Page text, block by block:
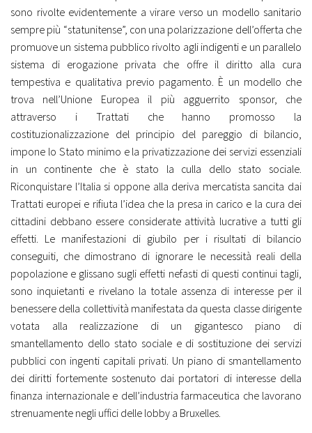
sono rivolte evidentemente a virare verso un modello sanitario
sempre più “statunitense”, con una polarizzazione dell’offerta che
promuove un sistema pubblico rivolto agli indigenti e un parallelo
sistema di erogazione privata che offre il diritto alla cura
tempestiva e qualitativa previo pagamento. È un modello che
trova nell’Unione Europea il più agguerrito sponsor, che
attraverso i Trattati che hanno promosso la
costituzionalizzazione del principio del pareggio di bilancio,
impone lo Stato minimo e la privatizzazione dei servizi essenziali
in un continente che è stato la culla dello stato sociale.
Riconquistare l’Italia si oppone alla deriva mercatista sancita dai
Trattati europei e rifiuta l’idea che la presa in carico e la cura dei
cittadini debbano essere considerate attività lucrative a tutti gli
effetti. Le manifestazioni di giubilo per i risultati di bilancio
conseguiti, che dimostrano di ignorare le necessità reali della
popolazione e glissano sugli effetti nefasti di questi continui tagli,
sono inquietanti e rivelano la totale assenza di interesse per il
benessere della collettività manifestata da questa classe dirigente
votata alla realizzazione di un gigantesco piano di
smantellamento dello stato sociale e di sostituzione dei servizi
pubblici con ingenti capitali privati. Un piano di smantellamento
dei diritti fortemente sostenuto dai portatori di interesse della
finanza internazionale e dell’industria farmaceutica che lavorano
strenuamente negli uffici delle lobby a Bruxelles.